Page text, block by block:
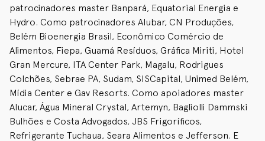
patrocinadores master Banpará, Equatorial Energia e
Hydro. Como patrocinadores Alubar, CN Produções,
Belém Bioenergia Brasil, Econômico Comércio de
Alimentos, Fiepa, Guamá Resíduos, Gráfica Miriti, Hotel
Gran Mercure, ITA Center Park, Magalu, Rodrigues
Colchões, Sebrae PA, Sudam, SISCapital, Unimed Belém,
Mídia Center e Gav Resorts. Como apoiadores master
Alucar, Água Mineral Crystal, Artemyn, Bagliolli Dammski
Bulhões e Costa Advogados, JBS Frigoríficos,
Refrigerante Tuchaua, Seara Alimentos e Jefferson. E